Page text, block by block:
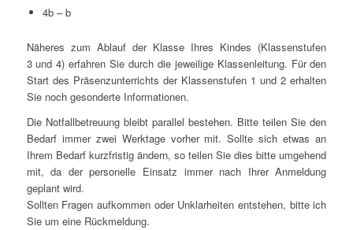
4b – b
Nähe­res zum Ablauf der Klas­se Ihres Kin­des (Klas­sen­stu­fen
3 und 4) erfah­ren Sie durch die jewei­li­ge Klas­sen­lei­tung. Für den
Start des Prä­senz­un­ter­richts der Klas­sen­stu­fen 1 und 2 erhal­ten
Sie noch geson­der­te Informationen.
Die Not­fall­be­treu­ung bleibt par­al­lel bestehen. Bit­te tei­len Sie den
Bedarf immer zwei Werk­ta­ge vor­her mit. Soll­te sich etwas an
Ihrem Bedarf kurz­fris­tig ändern, so tei­len Sie dies bit­te umge­hend
mit, da der per­so­nel­le Ein­satz immer nach Ihrer Anmel­dung
geplant wird.
Soll­ten Fra­gen auf­kom­men oder Unklar­hei­ten ent­ste­hen, bit­te ich
Sie um eine Rückmeldung.